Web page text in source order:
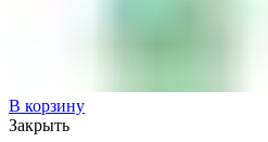
В корзину
Закрыть